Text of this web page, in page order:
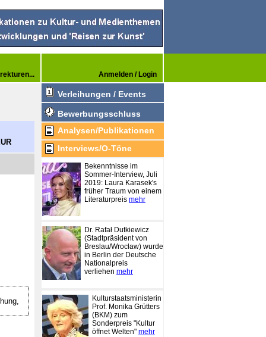
Anmelden / Login
Verleihungen / Events
Bewerbungsschluss
Analysen/Publikationen
Interviews/O-Töne
Bekenntnisse im
Sommer-Interview, Juli
2019: Laura Karasek's
früher Traum von einem
Literaturpreis mehr
Dr. Rafał Dutkiewicz
(Stadtpräsident von
Breslau/Wrocław) wurde
in Berlin der Deutsche
Nationalpreis
verliehen mehr
Kulturstaatsministerin
Prof. Monika Grütters
(BKM) zum
Sonderpreis "Kultur
öffnet Welten" mehr